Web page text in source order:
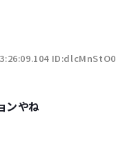
ID:dlcMnStO0
ンやね